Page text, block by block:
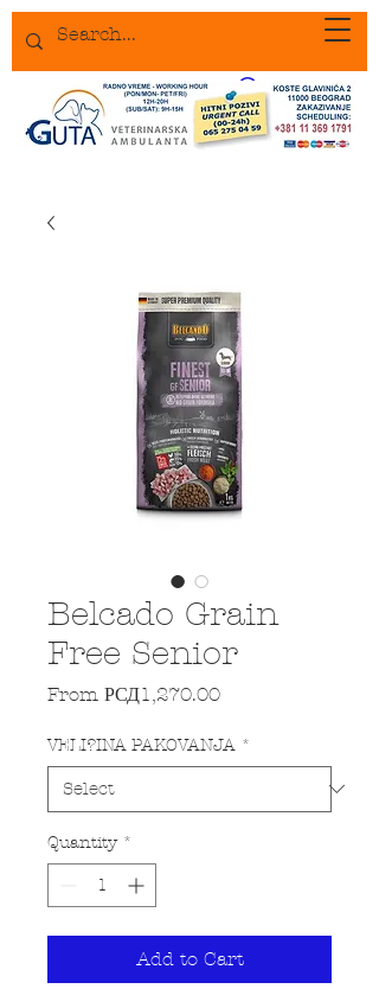
Belcado Grain
Free Senior
From РСД1,270.00Sale Price
VELI?INA PAKOVANJA *
Quantity *
Add to Cart